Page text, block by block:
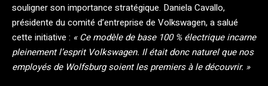
souligner son importance stratégique. Daniela Cavallo,
présidente du comité d’entreprise de Volkswagen, a salué
cette initiative : « Ce modèle de base 100 % électrique incarne
pleinement l’esprit Volkswagen. Il était donc naturel que nos
employés de Wolfsburg soient les premiers à le découvrir. »